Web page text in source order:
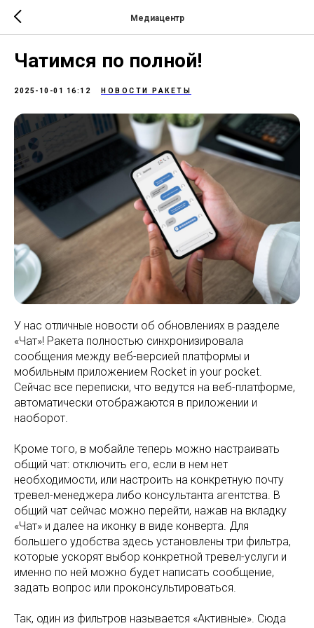
Медиацентр
Чатимся по полной!
2025-10-01 16:12 НОВОСТИ РАКЕТЫ
У нас отличные новости об обновлениях в разделе
«Чат»! Ракета полностью синхронизировала
сообщения между веб-версией платформы и
мобильным приложением Rocket in your pocket.
Сейчас все переписки, что ведутся на веб-платформе,
автоматически отображаются в приложении и
наоборот.
Кроме того, в мобайле теперь можно настраивать
общий чат: отключить его, если в нем нет
необходимости, или настроить на конкретную почту
тревел-менеджера либо консультанта агентства. В
общий чат сейчас можно перейти, нажав на вкладку
«Чат» и далее на иконку в виде конверта. Для
большего удобства здесь установлены три фильтра,
которые ускорят выбор конкретной тревел-услуги и
именно по ней можно будет написать сообщение,
задать вопрос или проконсультироваться.
Так, один из фильтров называется «Активные». Сюда